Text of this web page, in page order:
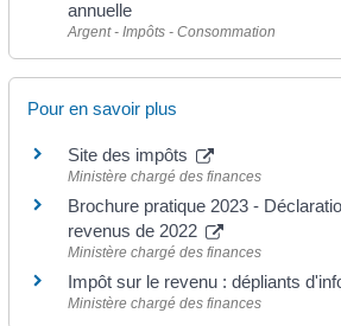
annuelle
Argent - Impôts - Consommation
Pour en savoir plus
Site des impôts
Ministère chargé des finances
Brochure pratique 2023 -
revenus de 2022
Ministère chargé des finances
Impôt sur le revenu : dépliants
Ministère chargé des finances